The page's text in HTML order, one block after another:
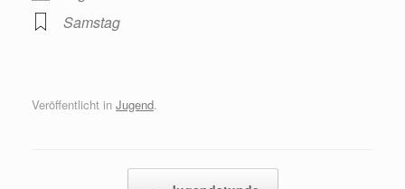
Samstag
Veröffentlicht in Jugend.